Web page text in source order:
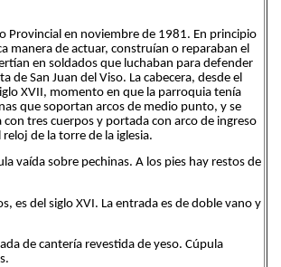
Provincial en noviembre de 1981. En principio
manera de actuar, construían o reparaban el
en soldados que luchaban para defender
San Juan del Viso. La cabecera, desde el
XVII, momento en que la parroquia tenía
que soportan arcos de medio punto, y se
tres cuerpos y portada con arco de ingreso
de la torre de la iglesia.
vaída sobre pechinas. A los pies hay restos de
es del siglo XVI. La entrada es de doble vano y
de cantería revestida de yeso. Cúpula